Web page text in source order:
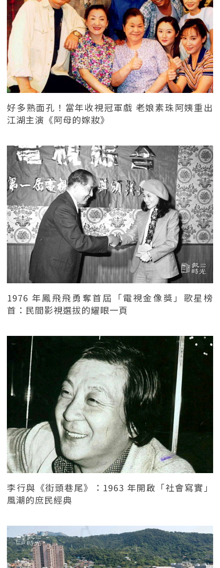
好多熟面孔！當年收視冠軍戲 老娘素珠阿姨重出
江湖主演《阿母的嫁妝》
1976 年鳳飛飛勇奪首屆「電視金像獎」歌星榜
首：民間影視選拔的耀眼一頁
李行與《街頭巷尾》：1963 年開啟「社會寫實」
風潮的庶民經典